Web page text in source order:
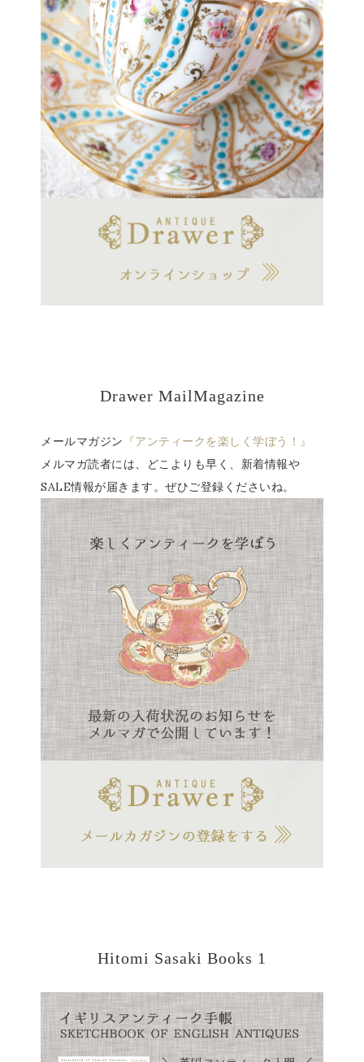
Drawer MailMagazine
メールマガジン 『アンティークを楽しく学ぼう！』
メルマガ読者には、どこよりも早く、新着情報や
SALE情報が届きます。ぜひご登録くださいね。
Hitomi Sasaki Books 1